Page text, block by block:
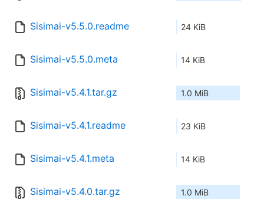
Sisimai-v5.5.0.readme 24 KiB
Sisimai-v5.5.0.meta 14 KiB
Sisimai-v5.4.1.tar.gz 1.0 MiB
Sisimai-v5.4.1.readme 23 KiB
Sisimai-v5.4.1.meta 14 KiB
Sisimai-v5.4.0.tar.gz 1.0 MiB